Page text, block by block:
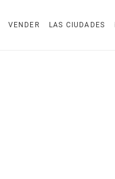
VENDER LAS CIUDADES